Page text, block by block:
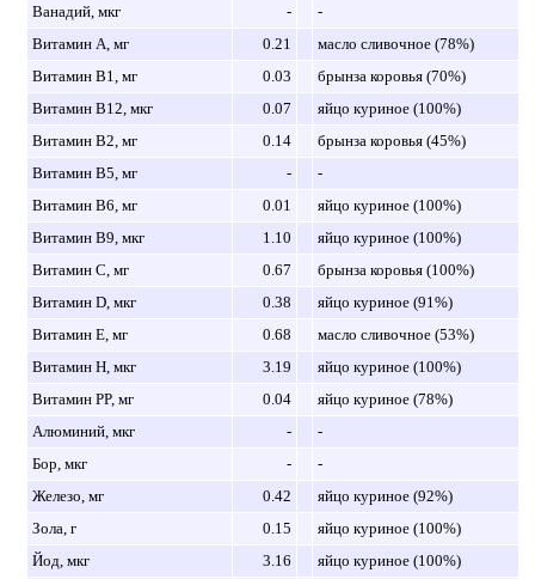
Ванадий, мкг
-
-
Витамин A, мг
0.21
масло сливочное (78%)
Витамин B1, мг
0.03
брынза коровья (70%)
Витамин B12, мкг
0.07
яйцо куриное (100%)
Витамин B2, мг
0.14
брынза коровья (45%)
Витамин B5, мг
-
-
Витамин B6, мг
0.01
яйцо куриное (100%)
Витамин B9, мкг
1.10
яйцо куриное (100%)
Витамин C, мг
0.67
брынза коровья (100%)
Витамин D, мкг
0.38
яйцо куриное (91%)
Витамин E, мг
0.68
масло сливочное (53%)
Витамин H, мкг
3.19
яйцо куриное (100%)
Витамин PP, мг
0.04
яйцо куриное (78%)
Алюминий, мкг
-
-
Бор, мкг
-
-
Железо, мг
0.42
яйцо куриное (92%)
Зола, г
0.15
яйцо куриное (100%)
Йод, мкг
3.16
яйцо куриное (100%)